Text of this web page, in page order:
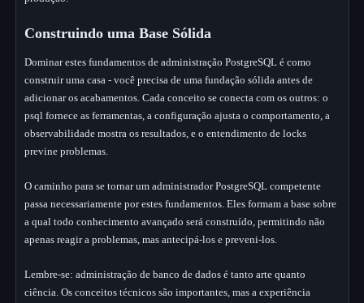
Construindo uma Base Sólida
Dominar estes fundamentos de administração PostgreSQL é como
construir uma casa - você precisa de uma fundação sólida antes de
adicionar os acabamentos. Cada conceito se conecta com os outros: o
psql fornece as ferramentas, a configuração ajusta o comportamento, a
observabilidade mostra os resultados, e o entendimento de locks
previne problemas.
O caminho para se tornar um administrador PostgreSQL competente
passa necessariamente por estes fundamentos. Eles formam a base sobre
a qual todo conhecimento avançado será construído, permitindo não
apenas reagir a problemas, mas antecipá-los e preveni-los.
Lembre-se: administração de banco de dados é tanto arte quanto
ciência. Os conceitos técnicos são importantes, mas a experiência